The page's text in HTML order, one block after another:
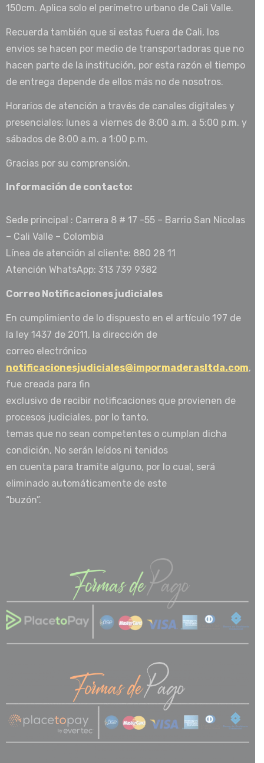
150cm. Aplica solo el perímetro urbano de Cali Valle.
Recuerda también que si estas fuera de Cali, los
envios se hacen por medio de transportadoras que no
hacen parte de la institución, por esta razón el tiempo
de entrega depende de ellos más no de nosotros.
Horarios de atención a través de canales digitales y
presenciales: lunes a viernes de 8:00 a.m. a 5:00 p.m. y
sábados de 8:00 a.m. a 1:00 p.m.
Gracias por su comprensión.
Información de contacto:
Sede principal : Carrera 8 # 17 -55 – Barrio San Nicolas
– Cali Valle – Colombia
Línea de atención al cliente: 880 28 11
Atención WhatsApp: 313 739 9382
Correo Notificaciones judiciales
En cumplimiento de lo dispuesto en el artículo 197 de
la ley 1437 de 2011, la dirección de
correo electrónico
notificacionesjudiciales@impormaderasltda.com,
fue creada para fin
exclusivo de recibir notificaciones que provienen de
procesos judiciales, por lo tanto,
temas que no sean competentes o cumplan dicha
condición, No serán leídos ni tenidos
en cuenta para tramite alguno, por lo cual, será
eliminado automáticamente de este
“buzón”.